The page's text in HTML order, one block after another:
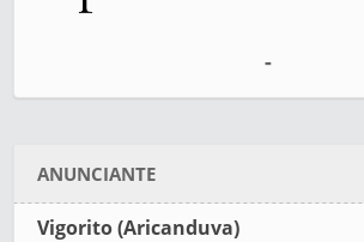
-
ANUNCIANTE
Vigorito (Aricanduva)